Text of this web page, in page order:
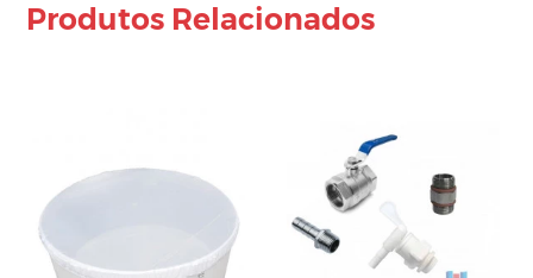
Produtos Relacionados